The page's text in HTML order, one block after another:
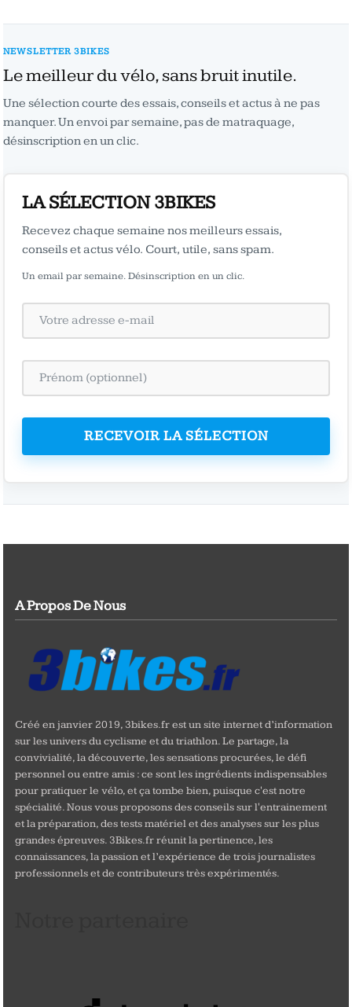
NEWSLETTER 3BIKES
Le meilleur du vélo, sans bruit inutile.
Une sélection courte des essais, conseils et actus à ne pas
manquer. Un envoi par semaine, pas de matraquage,
désinscription en un clic.
LA SÉLECTION 3BIKES
Recevez chaque semaine nos meilleurs essais,
conseils et actus vélo. Court, utile, sans spam.
Un email par semaine. Désinscription en un clic.
RECEVOIR LA SÉLECTION
A Propos De Nous
Créé en janvier 2019, 3bikes.fr est un site internet d’information
sur les univers du cyclisme et du triathlon. Le partage, la
convivialité, la découverte, les sensations procurées, le défi
personnel ou entre amis : ce sont les ingrédients indispensables
pour pratiquer le vélo, et ça tombe bien, puisque c'est notre
spécialité. Nous vous proposons des conseils sur l'entrainement
et la préparation, des tests matériel et des analyses sur les plus
grandes épreuves. 3Bikes.fr réunit la pertinence, les
connaissances, la passion et l’expérience de trois journalistes
professionnels et de contributeurs très expérimentés.